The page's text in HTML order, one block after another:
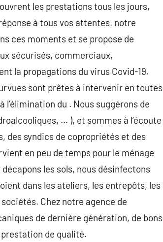
les prestations tous les jours,
à tous vos attentes. notre
ces moments et se propose de
sécurisés, commerciaux,
la propagations du virus Covid-19.
sont prêtes à intervenir en toutes
du . Nous suggérons de
… ), et sommes à l’écoute
des syndics de copropriétés et des
en peu de temps pour le ménage
les sols, nous désinfectons
dans les ateliers, les entrepôts, les
Chez notre agence de
de dernière génération, de bons
de qualité.